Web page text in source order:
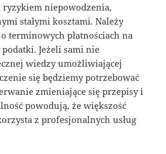
ryzykiem niepowodzenia,
stałymi kosztami. Należy
terminowych płatnościach na
Jeżeli sami nie
wiedzy umożliwiającej
się będziemy potrzebować
zmieniające się przepisy i
powodują, że większość
z profesjonalnych usług